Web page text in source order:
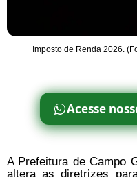
Imposto de Renda 2026.
Acesse
A Prefeitura de Campo
altera as diretrizes